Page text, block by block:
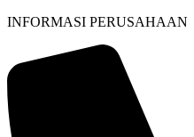
INFORMASI PERUSAHAAN